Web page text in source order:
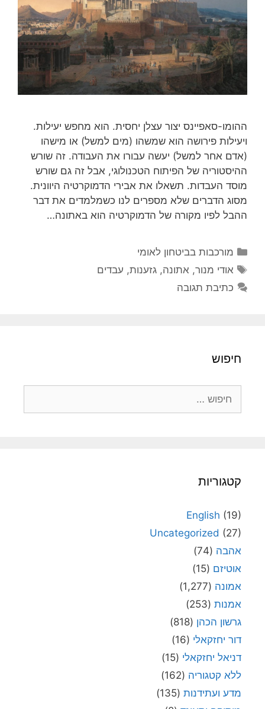
ההומו-סאפיינס יצור עצלן יחסית. הוא מחפש יעילות.
ויעילות פירושה הוא שמשהו (מים למשל) או מישהו
(אדם אחר למשל) יעשה עבורו את העבודה. זה שורש
ההיסטוריה של הפיתוח הטכנולוגי, אבל זה גם שורש
מוסד העבדות. תשאלו את אבירי הדמוקרטיה היוונית.
מסוג הדברים שלא מספרים לנו כשמלמדים את דבר
ההבל לפיו מקורה של הדמוקרטיה הוא באתונה…
קטגוריות
מורכבות בביטחון לאומי
תגיות
אודי מנור, אתונה,גזענות, עבדים
כתיבת תגובה
חיפוש
קטגוריות
English (19)
Uncategorized (27)
אהבה (74)
אוטיזם (15)
אמונה (1,277)
אמנות (253)
גרשון הכהן (818)
דור יחזקאלי (16)
דניאל יחזקאלי (15)
ללא קטגוריה (162)
מדע ועתידנות (135)